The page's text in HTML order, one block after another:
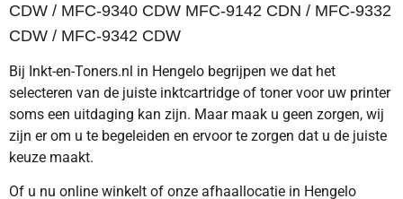
CDW / MFC-9340 CDW MFC-9142 CDN / MFC-9332
CDW / MFC-9342 CDW
Bij Inkt-en-Toners.nl in Hengelo begrijpen we dat het
selecteren van de juiste inktcartridge of toner voor uw printer
soms een uitdaging kan zijn. Maar maak u geen zorgen, wij
zijn er om u te begeleiden en ervoor te zorgen dat u de juiste
keuze maakt.
Of u nu online winkelt of onze afhaallocatie in Hengelo